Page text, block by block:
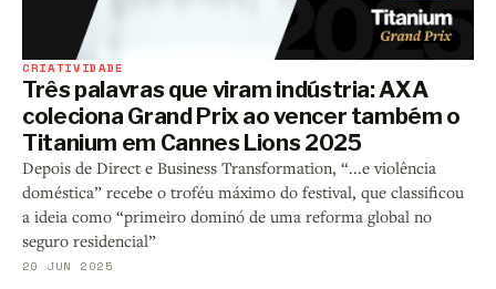
CRIATIVIDADE
Três palavras que viram indústria: AXA
coleciona Grand Prix ao vencer também o
Titanium em Cannes Lions 2025
Depois de Direct e Business Transformation, “...e violência
doméstica” recebe o troféu máximo do festival, que classificou
a ideia como “primeiro dominó de uma reforma global no
seguro residencial”
20 JUN 2025